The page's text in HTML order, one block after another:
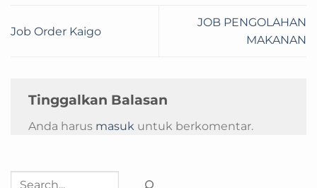
Job Order Kaigo
JOB PENGOLAHAN
MAKANAN
Tinggalkan Balasan
Anda harus masuk untuk berkomentar.
Cari